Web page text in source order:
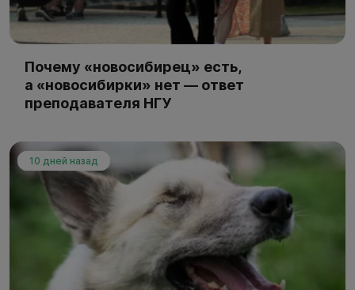
Почему «новосибирец» есть,
а «новосибирки» нет — ответ
преподавателя НГУ
10 дней назад